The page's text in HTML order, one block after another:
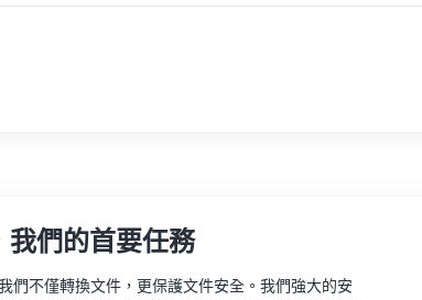
我們的首要任務
們不僅轉換文件，更保護文件安全。我們強大的安